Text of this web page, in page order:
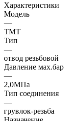
Характеристики
Модель
—
TMT
Тип
—
отвод резьбовой
Давление мах.бар
—
2,0МПа
Тип соединения
—
грувлок-резьба